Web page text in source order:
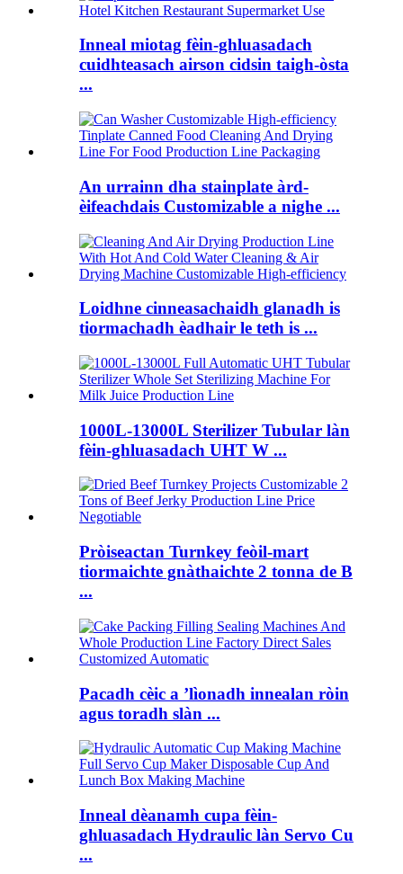
Inneal miotag fèin-ghluasadach
cuidhteasach airson cidsin taigh-òsta
...
An urrainn dha stainplate àrd-
èifeachdais Customizable a nighe ...
Loidhne cinneasachaidh glanadh is
tiormachadh èadhair le teth is ...
1000L-13000L Sterilizer Tubular làn
fèin-ghluasadach UHT W ...
Pròiseactan Turnkey feòil-mart
tiormaichte gnàthaichte 2 tonna de B
...
Pacadh cèic a ’lìonadh innealan ròin
agus toradh slàn ...
Inneal dèanamh cupa fèin-
ghluasadach Hydraulic làn Servo Cu
...